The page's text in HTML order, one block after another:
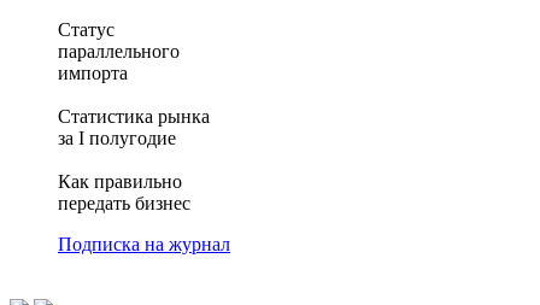
Статус
параллельного
импорта
Статистика рынка
за I полугодие
Как правильно
передать бизнес
Подписка на журнал